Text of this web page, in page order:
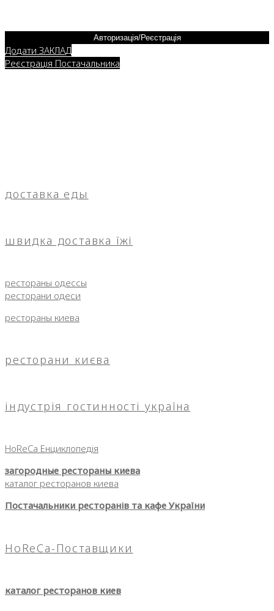
Авторизація/Реєстрація
Додати ЗАКЛАД
Реєстрація Постачальника
доставка еды
швидка доставка їжі
рестораны одессы
ресторани одеси
рестораны киева
ресторани києва
індустрія гостинності україна
HoReCa Енциклопедія
загородные рестораны киева
каталог ресторанов киева
Постачальники ресторанів та кафе України
HoReCa-Поставщики
каталог ресторанов киев